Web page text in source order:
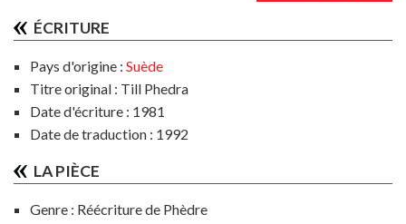
PUBLICATIONS
À L'AFFICHE
ÉCRITURE
Pays d'origine : Suède
Titre original : Till Phedra
Date d'écriture : 1981
Date de traduction : 1992
LA PIÈCE
Genre : Réécriture de Phèdre